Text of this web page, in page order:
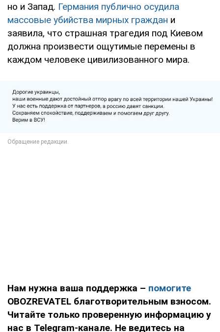
но и Запад. Германия публично осудила
массовые убийства мирных граждан и
заявила, что страшная трагедия под Киевом
должна произвести ощутимые перемены в
каждом человеке цивилизованного мира.
Нам нужна ваша поддержка – помогите
OBOZREVATEL благотворительным взносом.
Читайте только проверенную информацию у
нас в Telegram-канале. Не ведитесь на